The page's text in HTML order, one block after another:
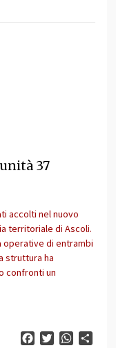
37
accolti nel nuovo
territoriale di Ascoli.
operative di entrambi
struttura ha
confronti un
FacebookTwitter